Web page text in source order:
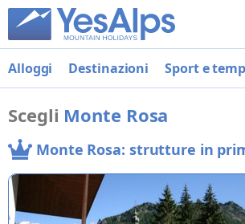
Alloggi Destinazioni Sport e
Scegli Monte Rosa
Monte Rosa: strutture in